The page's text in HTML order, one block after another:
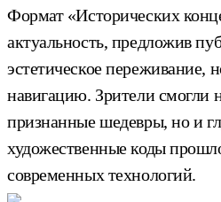
Формат «Исторических
актуальность, предложив
эстетическое переживание,
навигацию. Зрители смогли
признанные шедевры, но и
художественные коды
современных технологий.